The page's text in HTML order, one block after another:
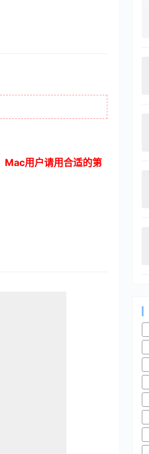
Mac用户请用合适的第